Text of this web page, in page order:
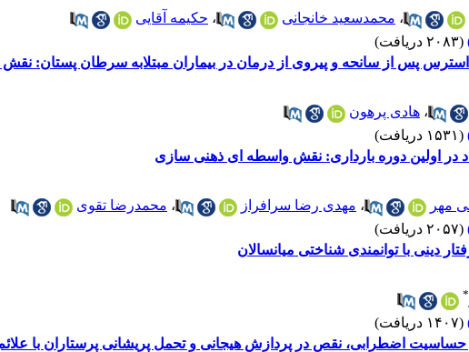
، محمدسعید خانجانی ، حکیمه آقایی
(۲۰۸۳ دریافت)
استرس پس از سانحه و پیروی از درمان در بیماران مبتلابه سرطان پستان:
، هادی پرهون
(۱۵۳۱ دریافت)
در اولین دوره بارداری: نقش واسطه ای ذهنی سازی
مهر ، مهدی رضا سرافراز ، محمدرضا تقوی
(۲۰۵۷ دریافت)
دینی با توانمندی شناختی میانسالان
*
(۱۴۰۷ دریافت)
حساسیت اضطرابی، نقص در پردازش هیجانی و تحمل پریشانی پرستاران با